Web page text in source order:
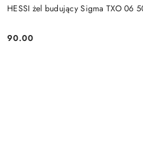
HESSI żel budujący Sigma TXO 06
Cena:
90.00